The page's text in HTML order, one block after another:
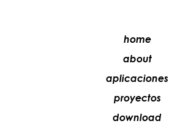
home
about
aplicaciones
proyectos
download